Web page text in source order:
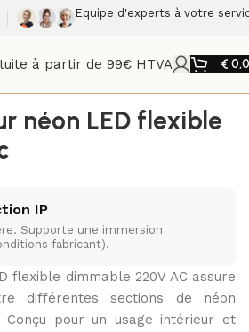
Equipe d'experts à votre
à partir de 99€ HTVA €
néon LED flexible
IP
Supporte une immersion
fabricant).
flexible dimmable 220V AC assure
différentes sections de néon
Conçu pour un usage intérieur et